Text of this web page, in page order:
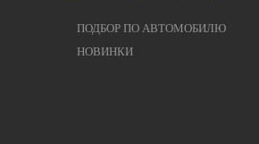
ПОДБОР ПО АВТОМОБИЛЮ
НОВИНКИ